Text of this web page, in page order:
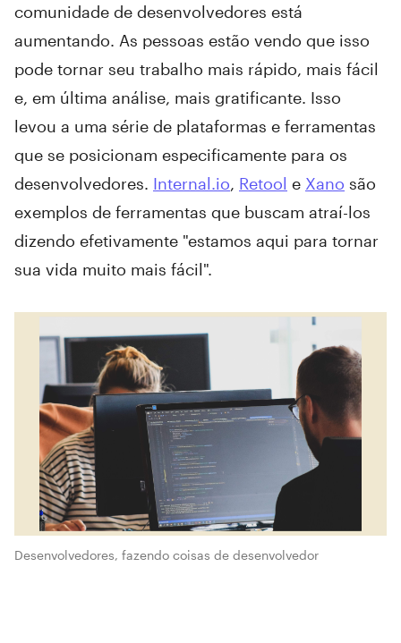
comunidade de desenvolvedores está
aumentando. As pessoas estão vendo que isso
pode tornar seu trabalho mais rápido, mais fácil
e, em última análise, mais gratificante. Isso
levou a uma série de plataformas e ferramentas
que se posicionam especificamente para os
desenvolvedores. Internal.io, Retool e Xano são
exemplos de ferramentas que buscam atraí-los
dizendo efetivamente "estamos aqui para tornar
sua vida muito mais fácil".
Desenvolvedores, fazendo coisas de desenvolvedor